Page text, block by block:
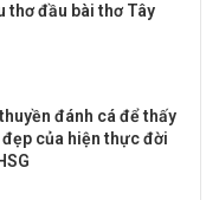
thơ đầu bài thơ Tây
đánh cá để thấy
của hiện thực đời